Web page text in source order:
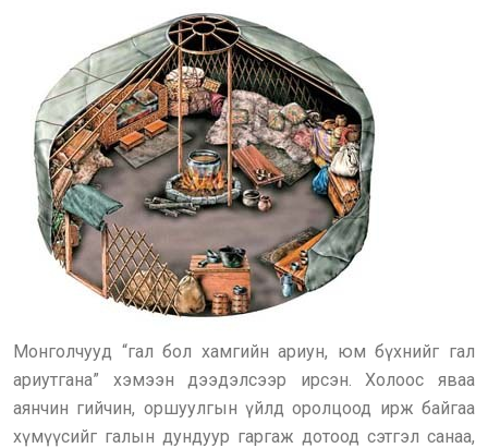
Монголчууд “гал бол хамгийн ариун, юм бүхнийг гал
ариутгана” хэмээн дээдэлсээр ирсэн. Холоос яваа
аянчин гийчин, оршуулгын үйлд оролцоод ирж байгаа
хүмүүсийг галын дундуур гаргаж дотоод сэтгэл санаа,